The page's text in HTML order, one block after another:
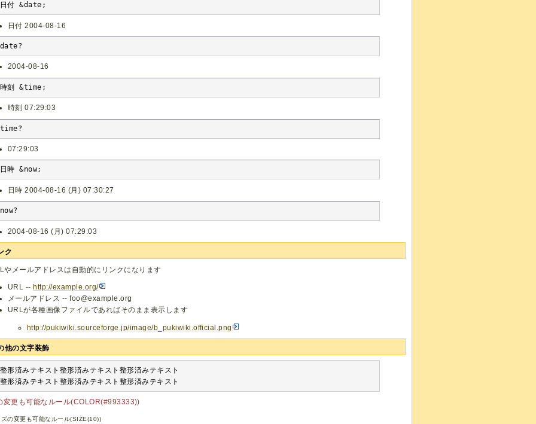
日付 &date;
日付 2004-08-16
date?
2004-08-16
時刻 &time;
時刻 07:29:03
time?
07:29:03
日時 &now;
日時 2004-08-16 (月) 07:30:27
now?
2004-08-16 (月) 07:29:03
ク
やメールアドレスは自動的にリンクになります
URL -- http://example.org/
メールアドレス -- foo@example.org
URLが各種画像ファイルであればそのまま表示します
http://pukiwiki.sourceforge.jp/image/b_pukiwiki.official.png
他の文字装飾
整形済みテキスト整形済みテキスト整形済みテキスト
整形済みテキスト整形済みテキスト整形済みテキスト
変更も可能なルール(COLOR(#993333))
ズの変更も可能なルール(SIZE(10))